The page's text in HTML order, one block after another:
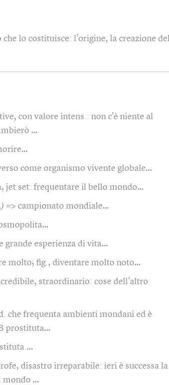
che lo costituisce: l’origine, la creazione del
con valore intens.: non c'è niente al
…
come organismo vivente globale…
jet set: frequentare il bello mondo…
=> campionato mondiale…
grande esperienza di vita…
molto; fig., diventare molto noto…
straordinario: cose dell'altro
che frequenta ambienti mondani ed è
prostituta…
disastro irreparabile: ieri è successa la
mondo …